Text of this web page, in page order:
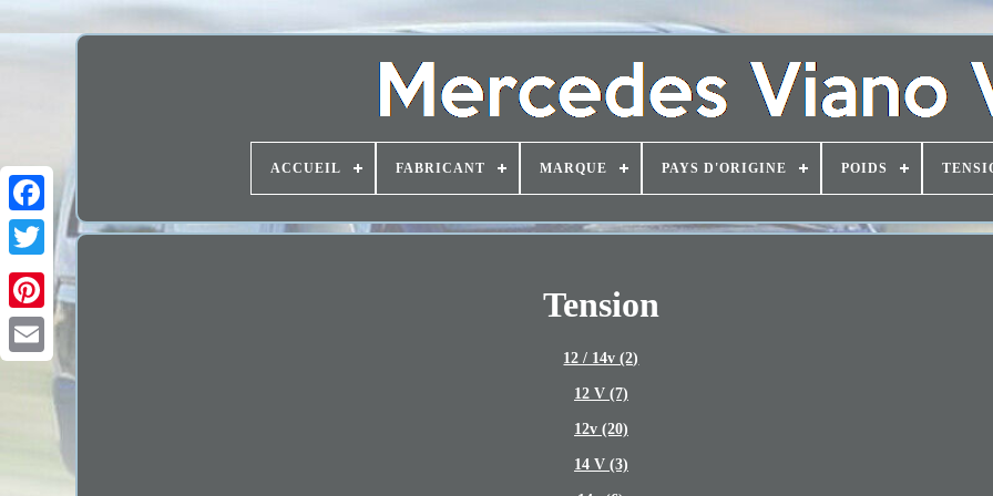
ACCUEIL FABRICANT MARQUE PAYS D'ORIGINE POIDS
Tension
12 / 14v (2)
12 V (7)
12v (20)
14 V (3)